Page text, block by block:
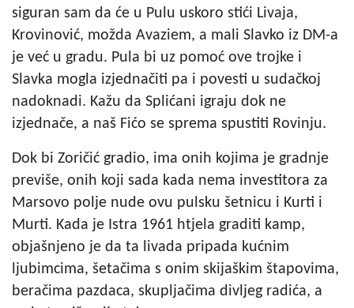
siguran sam da će u Pulu uskoro stići Livaja,
Krovinović, možda Avaziem, a mali Slavko iz DM-a
je već u gradu. Pula bi uz pomoć ove trojke i
Slavka mogla izjednačiti pa i povesti u sudačkoj
nadoknadi. Kažu da Splićani igraju dok ne
izjednače, a naš Fićo se sprema spustiti Rovinju.
Dok bi Zoričić gradio, ima onih kojima je gradnje
previše, onih koji sada kada nema investitora za
Marsovo polje nude ovu pulsku šetnicu i Kurti i
Murti. Kada je Istra 1961 htjela graditi kamp,
objašnjeno je da ta livada pripada kućnim
ljubimcima, šetačima s onim skijaškim štapovima,
beračima pazdaca, skupljačima divljeg radića, a